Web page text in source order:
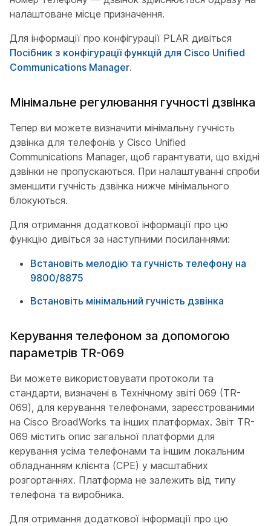
налаштоване місце призначення.
Для інформації про конфігурації PLAR дивіться
Посібник з конфігурації функцій для Cisco Unified
Communications Manager.
Мінімальне регулювання гучності дзвінка
Тепер ви можете визначити мінімальну гучність
дзвінка для телефонів у Cisco Unified
Communications Manager, щоб гарантувати, що вхідні
дзвінки не пропускаються. При налаштуванні спроби
зменшити гучність дзвінка нижче мінімального
блокуються.
Для отримання додаткової інформації про цю
функцію дивіться за наступними посиланнями:
Встановіть мелодію та гучність телефону на
9800/8875
Встановіть мінімальний гучність дзвінка
Керування телефоном за допомогою
параметрів TR-069
Ви можете використовувати протоколи та
стандарти, визначені в Технічному звіті 069 (TR-
069), для керування телефонами, зареєстрованими
на Cisco BroadWorks та інших платформах. Звіт TR-
069 містить опис загальної платформи для
керування усіма телефонами та іншим локальним
обладнанням клієнта (CPE) у масштабних
розгортаннях. Платформа не залежить від типу
телефона та виробника.
Для отримання додаткової інформації про цю